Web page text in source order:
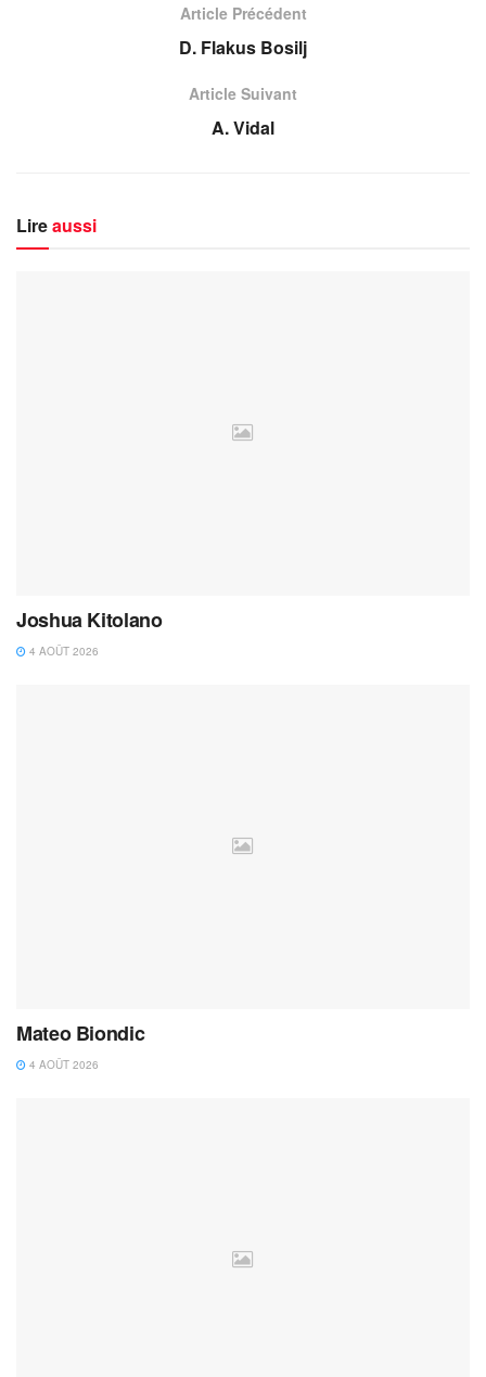
Article Précédent
D. Flakus Bosilj
Article Suivant
A. Vidal
Lireaussi
Joshua Kitolano
4 AOÛT 2026
Mateo Biondic
4 AOÛT 2026